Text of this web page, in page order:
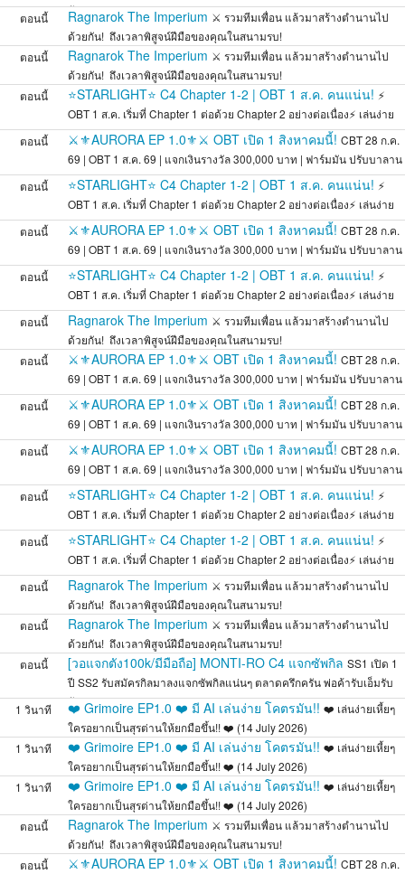
กัน
ตอนนี้ Ragnarok The Imperium ⚔️ รวมทีมเพื่อน แล้วมาสร้างตำนานไป
ด้วยกัน! ️ ถึงเวลาพิสูจน์ฝีมือของคุณในสนามรบ!
ตอนนี้
Ragnarok The Imperium ⚔️ รวมทีมเพื่อน แล้วมาสร้างตำนานไป
ด้วยกัน! ️ ถึงเวลาพิสูจน์ฝีมือของคุณในสนามรบ!
ตอนนี้
⭐STARLIGHT⭐ C4 Chapter 1-2 | OBT 1 ส.ค. คนแน่น! ⚡
OBT 1 ส.ค. เริ่มที่ Chapter 1 ต่อด้วย Chapter 2 อย่างต่อเนื่อง⚡ เล่นง่าย
สมดุล
ตอนนี้ ⚔️⚜️AURORA EP 1.0⚜️⚔️ OBT เปิด 1 สิงหาคมนี้! CBT 28 ก.ค.
69 | OBT 1 ส.ค. 69 | แจกเงินรางวัล 300,000 บาท | ฟาร์มมัน ปรับบาลาน
ส
ตอนนี้ ⭐STARLIGHT⭐ C4 Chapter 1-2 | OBT 1 ส.ค. คนแน่น! ⚡
OBT 1 ส.ค. เริ่มที่ Chapter 1 ต่อด้วย Chapter 2 อย่างต่อเนื่อง⚡ เล่นง่าย
สมดุล
ตอนนี้ ⚔️⚜️AURORA EP 1.0⚜️⚔️ OBT เปิด 1 สิงหาคมนี้! CBT 28 ก.ค.
69 | OBT 1 ส.ค. 69 | แจกเงินรางวัล 300,000 บาท | ฟาร์มมัน ปรับบาลาน
ส
ตอนนี้ ⭐STARLIGHT⭐ C4 Chapter 1-2 | OBT 1 ส.ค. คนแน่น! ⚡
OBT 1 ส.ค. เริ่มที่ Chapter 1 ต่อด้วย Chapter 2 อย่างต่อเนื่อง⚡ เล่นง่าย
สมดุล
ตอนนี้ Ragnarok The Imperium ⚔️ รวมทีมเพื่อน แล้วมาสร้างตำนานไป
ด้วยกัน! ️ ถึงเวลาพิสูจน์ฝีมือของคุณในสนามรบ!
ตอนนี้
⚔️⚜️AURORA EP 1.0⚜️⚔️ OBT เปิด 1 สิงหาคมนี้! CBT 28 ก.ค.
69 | OBT 1 ส.ค. 69 | แจกเงินรางวัล 300,000 บาท | ฟาร์มมัน ปรับบาลาน
ส
ตอนนี้ ⚔️⚜️AURORA EP 1.0⚜️⚔️ OBT เปิด 1 สิงหาคมนี้! CBT 28 ก.ค.
69 | OBT 1 ส.ค. 69 | แจกเงินรางวัล 300,000 บาท | ฟาร์มมัน ปรับบาลาน
ส
ตอนนี้ ⚔️⚜️AURORA EP 1.0⚜️⚔️ OBT เปิด 1 สิงหาคมนี้! CBT 28 ก.ค.
69 | OBT 1 ส.ค. 69 | แจกเงินรางวัล 300,000 บาท | ฟาร์มมัน ปรับบาลาน
ส
ตอนนี้ ⭐STARLIGHT⭐ C4 Chapter 1-2 | OBT 1 ส.ค. คนแน่น! ⚡
OBT 1 ส.ค. เริ่มที่ Chapter 1 ต่อด้วย Chapter 2 อย่างต่อเนื่อง⚡ เล่นง่าย
สมดุล
ตอนนี้ ⭐STARLIGHT⭐ C4 Chapter 1-2 | OBT 1 ส.ค. คนแน่น! ⚡
OBT 1 ส.ค. เริ่มที่ Chapter 1 ต่อด้วย Chapter 2 อย่างต่อเนื่อง⚡ เล่นง่าย
สมดุล
ตอนนี้ Ragnarok The Imperium ⚔️ รวมทีมเพื่อน แล้วมาสร้างตำนานไป
ด้วยกัน! ️ ถึงเวลาพิสูจน์ฝีมือของคุณในสนามรบ!
ตอนนี้
Ragnarok The Imperium ⚔️ รวมทีมเพื่อน แล้วมาสร้างตำนานไป
ด้วยกัน! ️ ถึงเวลาพิสูจน์ฝีมือของคุณในสนามรบ!
ตอนนี้
[วอแจกตัง100k/มีมือถือ] MONTI-RO C4 แจกซัพกิล SS1 เปิด 1
ปี SS2 รับสมัครกิลมาลงแจกซัพกิลแน่นๆ ตลาดครึกครัน พ่อค้ารับเอ็มรับ
กัน
1 วินาที ❤️ Grimoire EP1.0 ❤️ มี AI เล่นง่าย โคตรมัน!! ❤️ เล่นง่ายเหี้ยๆ
ใครอยากเป็นสุรต่านให้ยกมือขึ้น!! ❤️ (14 July 2026)
1 วินาที
❤️ Grimoire EP1.0 ❤️ มี AI เล่นง่าย โคตรมัน!! ❤️ เล่นง่ายเหี้ยๆ
ใครอยากเป็นสุรต่านให้ยกมือขึ้น!! ❤️ (14 July 2026)
1 วินาที
❤️ Grimoire EP1.0 ❤️ มี AI เล่นง่าย โคตรมัน!! ❤️ เล่นง่ายเหี้ยๆ
ใครอยากเป็นสุรต่านให้ยกมือขึ้น!! ❤️ (14 July 2026)
ตอนนี้
Ragnarok The Imperium ⚔️ รวมทีมเพื่อน แล้วมาสร้างตำนานไป
ด้วยกัน! ️ ถึงเวลาพิสูจน์ฝีมือของคุณในสนามรบ!
ตอนนี้
⚔️⚜️AURORA EP 1.0⚜️⚔️ OBT เปิด 1 สิงหาคมนี้! CBT 28 ก.ค.